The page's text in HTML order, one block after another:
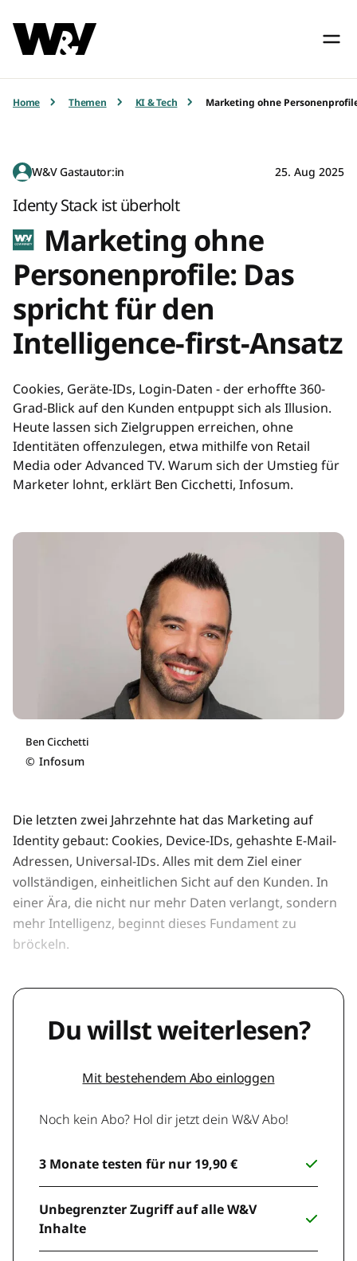
Home Themen KI & Tech Marketing ohne
W&V Gastautor:in 25. Aug 2025
Identy Stack ist überholt
Marketing ohne
Personenprofile: Das
spricht für den
Intelligence-first-Ansatz
Cookies, Geräte-IDs, Login-Daten - der erhoffte 360-
Grad-Blick auf den Kunden entpuppt sich als Illusion.
Heute lassen sich Zielgruppen erreichen, ohne
Identitäten offenzulegen, etwa mithilfe von Retail
Media oder Advanced TV. Warum sich der Umstieg für
Marketer lohnt, erklärt Ben Cicchetti, Infosum.
Ben Cicchetti
© Infosum
Die letzten zwei Jahrzehnte hat das Marketing auf
Identity gebaut: Cookies, Device-IDs, gehashte E-Mail-
Adressen, Universal-IDs. Alles mit dem Ziel einer
vollständigen, einheitlichen Sicht auf den Kunden. In
einer Ära, die nicht nur mehr Daten verlangt, sondern
mehr Intelligenz, beginnt dieses Fundament zu
bröckeln.
Du willst weiterlesen?
Mit bestehendem Abo einloggen
Noch kein Abo? Hol dir jetzt dein W&V Abo!
3 Monate testen für nur 19,90 €
Unbegrenzter Zugriff auf alle W&V
Inhalte